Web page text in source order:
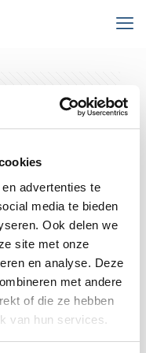
advertenties te
media te bieden
Ook delen we
site met onze
en analyse. Deze
met andere
of die ze hebben
van hun services.
Show all